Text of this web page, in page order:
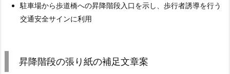
駐車場から歩道橋への昇降階段入口を示し、歩行者誘導を行う
交通安全サインに利用
昇降階段の張り紙の補足文章案